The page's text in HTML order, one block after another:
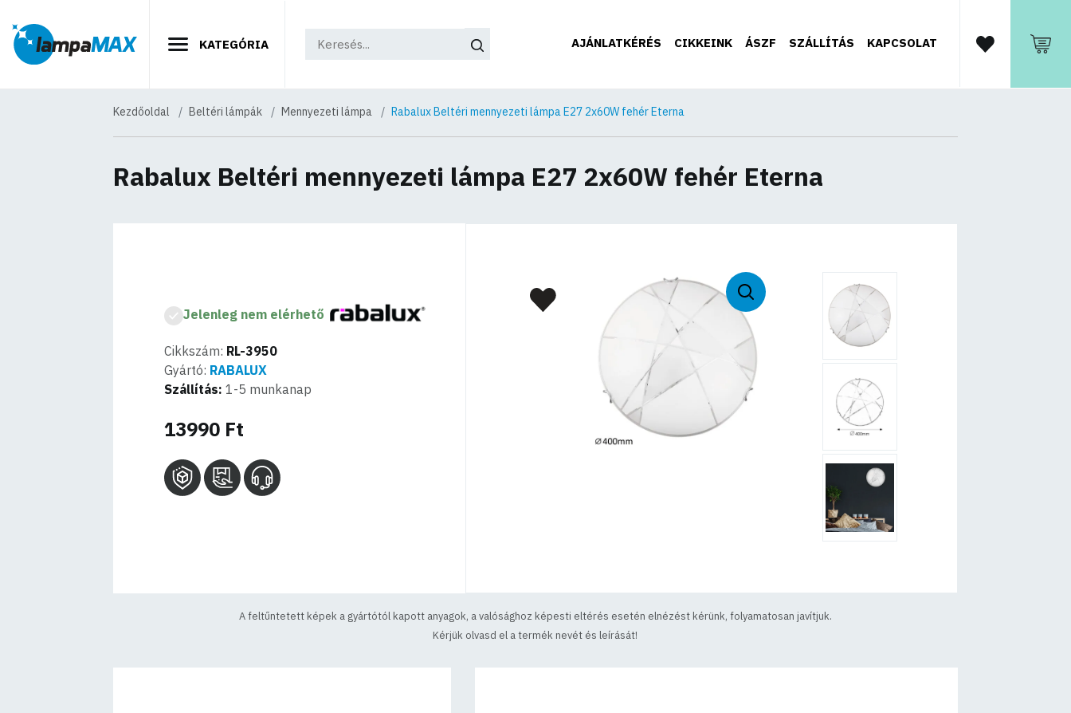
KATEGÓRIA AJÁNLATKÉRÉS CIKKEINK ÁSZF SZÁLLÍTÁS KAPCSOLAT
Kezdőoldal Beltéri lámpák Mennyezeti lámpa Rabalux Beltéri mennyezeti lámpa E27 2x60W fehér Eterna
Rabalux Beltéri mennyezeti lámpa E27 2x60W fehér Eterna
Jelenleg nem elérhető
Cikkszám: RL-3950
Gyártó: RABALUX
Szállítás: 1-5 munkanap
13990 Ft
A feltűntetett képek a gyártótól kapott anyagok, a valósághoz képesti eltérés esetén elnézést kérünk, folyamatosan javítjuk.
Kérjük olvasd el a termék nevét és leírását!